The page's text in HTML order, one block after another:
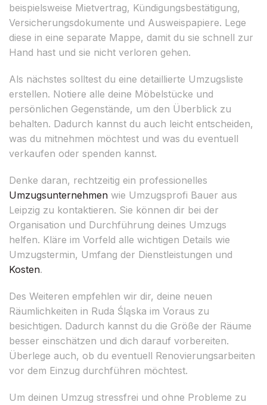
beispielsweise Mietvertrag, Kündigungsbestätigung,
Versicherungsdokumente und Ausweispapiere. Lege
diese in eine separate Mappe, damit du sie schnell zur
Hand hast und sie nicht verloren gehen.
Als nächstes solltest du eine detaillierte Umzugsliste
erstellen. Notiere alle deine Möbelstücke und
persönlichen Gegenstände, um den Überblick zu
behalten. Dadurch kannst du auch leicht entscheiden,
was du mitnehmen möchtest und was du eventuell
verkaufen oder spenden kannst.
Denke daran, rechtzeitig ein professionelles
Umzugsunternehmen wie Umzugsprofi Bauer aus
Leipzig zu kontaktieren. Sie können dir bei der
Organisation und Durchführung deines Umzugs
helfen. Kläre im Vorfeld alle wichtigen Details wie
Umzugstermin, Umfang der Dienstleistungen und
Kosten.
Des Weiteren empfehlen wir dir, deine neuen
Räumlichkeiten in Ruda Śląska im Voraus zu
besichtigen. Dadurch kannst du die Größe der Räume
besser einschätzen und dich darauf vorbereiten.
Überlege auch, ob du eventuell Renovierungsarbeiten
vor dem Einzug durchführen möchtest.
Um deinen Umzug stressfrei und ohne Probleme zu